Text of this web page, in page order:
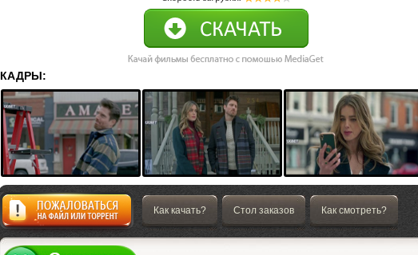
КАДРЫ:
Жалоба
Как качать? Стол заказов Как смотреть?